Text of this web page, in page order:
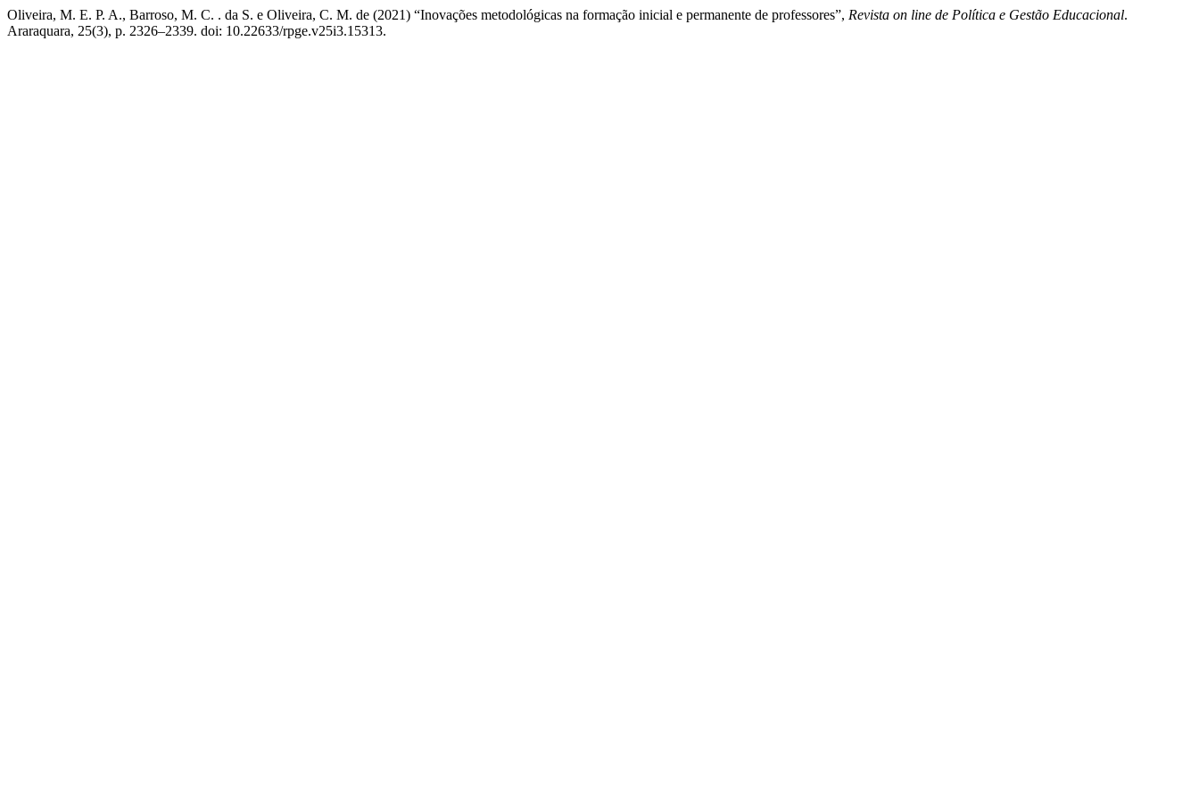
Oliveira, M. E. P. A., Barroso, M. C. . da S. e Oliveira, C. M. de (2021) “Inovações metodológicas na formação inicial e permanente de professores”, Revista on line de Política e Gestão Educacional.
Araraquara, 25(3), p. 2326–2339. doi: 10.22633/rpge.v25i3.15313.